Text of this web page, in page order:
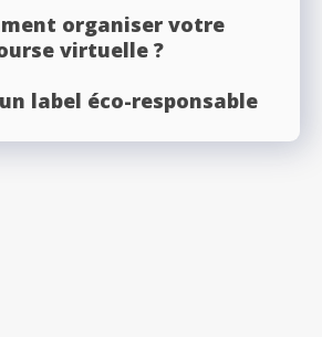
organiser votre
virtuelle ?
label éco-responsable